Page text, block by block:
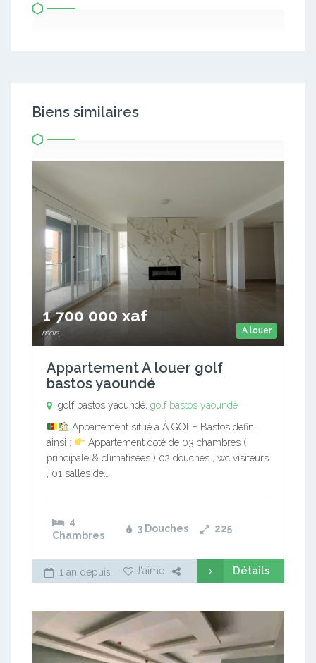
Biens similaires
A louer
1 700 000 xaf
mois
Appartement A louer golf
bastos yaoundé
golf bastos yaoundé, golf bastos yaoundé
Appartement situé à À GOLF Bastos défini
ainsi :
Appartement doté de 03 chambres (
principale & climatisées ) 02 douches , wc visiteurs
, 01 salles de…
4
Chambres
3 Douches 225
1 an depuis J'aime Détails